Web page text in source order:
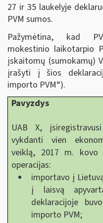
27 ir 35 laukelyje
PVM sumos.
Pažymėtina, kad
mokestinio laikotarpio
įskaitomų (sumokamų)
įrašyti į šios
importo PVM“).
Pavyzdys
UAB X,
vykdanti vien
veiklą, 2017 m. kovo
operacijas:
importavo į
į laisvą
deklaracijoje
importo PVM;